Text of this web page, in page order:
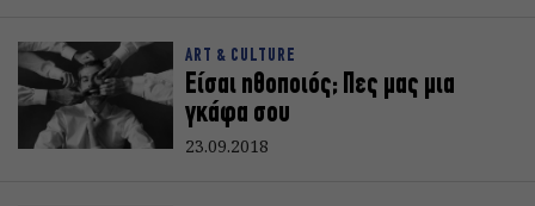
ART & CULTURE
Είσαι ηθοποιός; Πες μας μια
γκάφα σου
23.09.2018